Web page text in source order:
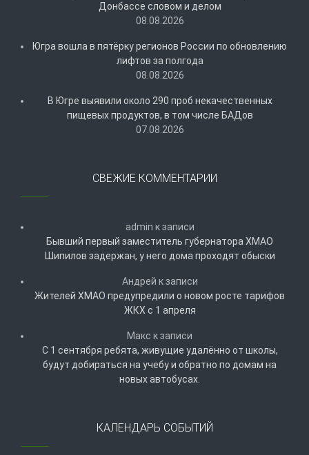
Донбассе словом и делом
08.08.2026
Югра вошла в пятёрку регионов России по обновлению
лифтов за полгода
08.08.2026
В Югре выявили около 290 проб некачественных
пищевых продуктов, в том числе БАДов
07.08.2026
СВЕЖИЕ КОММЕНТАРИИ
admin к записи
Бывший первый заместитель губернатора ХМАО
Шипилов задержан, у него дома проходят обыски
Андрей к записи
Жителей ХМАО предупредили о новом росте тарифов
ЖКХ с 1 апреля
Макс к записи
С 1 сентября ребята, живущие удалённо от школы,
будут добираться на учебу и обратно по домам на
новых автобусах.
КАЛЕНДАРЬ СОБЫТИЙ